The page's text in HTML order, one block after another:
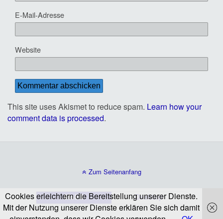
E-Mail-Adresse
Website
This site uses Akismet to reduce spam. Learn how your
comment data is processed.
Zum Seitenanfang
Mobil Desktop
Cookies erleichtern die Bereitstellung unserer Dienste.
Mit der Nutzung unserer Dienste erklären Sie sich damit